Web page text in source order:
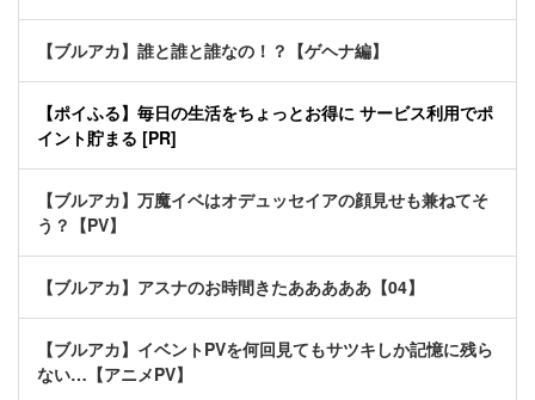
【ブルアカ】誰と誰と誰なの！？【ゲヘナ編】
【ポイふる】毎日の生活をちょっとお得に サービス利用でポ
イント貯まる [PR]
【ブルアカ】万魔イベはオデュッセイアの顔見せも兼ねてそ
う？【PV】
【ブルアカ】アスナのお時間きたあああああ【04】
【ブルアカ】イベントPVを何回見てもサツキしか記憶に残ら
ない…【アニメPV】